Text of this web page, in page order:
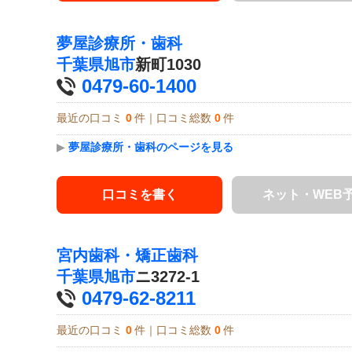
夢屋診療所・歯科
千葉県旭市新町1030
0479-60-1400
最近の口コミ 0 件｜口コミ総数 0 件
▶ 夢屋診療所・歯科のページを見る
口コミを書く ネット・WEB
宮内歯科・矯正歯科
千葉県旭市ニ3272-1
0479-62-8211
最近の口コミ 0 件｜口コミ総数 0 件